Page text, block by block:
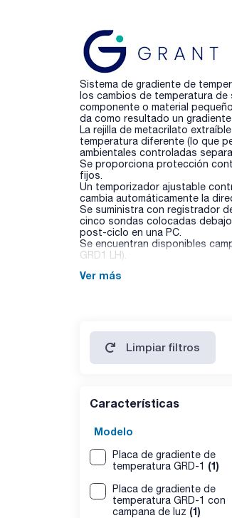
Sistema de gradiente de
los cambios de temperatura de
componente o material
da como resultado un
La rejilla de metacrilato
temperatura diferente (lo que
ambientales controladas
Se proporciona protección
fijos.
Un temporizador ajustable
cambia automáticamente la
Se suministra con registrador
cinco sondas colocadas
post-ciclo en una PC.
Se encuentran disponibles
GRD1 LH).
Ver más
Limpiar filtros
Características
Modelo
Placa de gradiente de
temperatura GRD-1 (1)
Placa de gradiente de
temperatura GRD-1 con
campana de luz (1)